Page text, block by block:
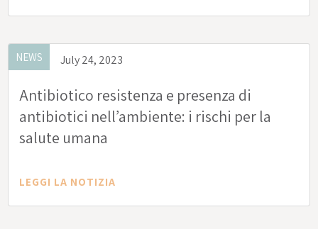
NEWS July 24, 2023
Antibiotico resistenza e presenza di
antibiotici nell’ambiente: i rischi per la
salute umana
LEGGI LA NOTIZIA